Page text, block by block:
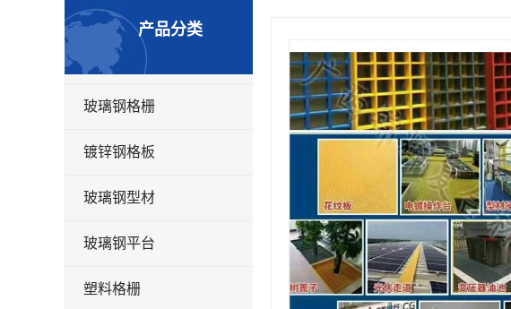
产品分类
玻璃钢格栅
镀锌钢格板
玻璃钢型材
玻璃钢平台
塑料格栅